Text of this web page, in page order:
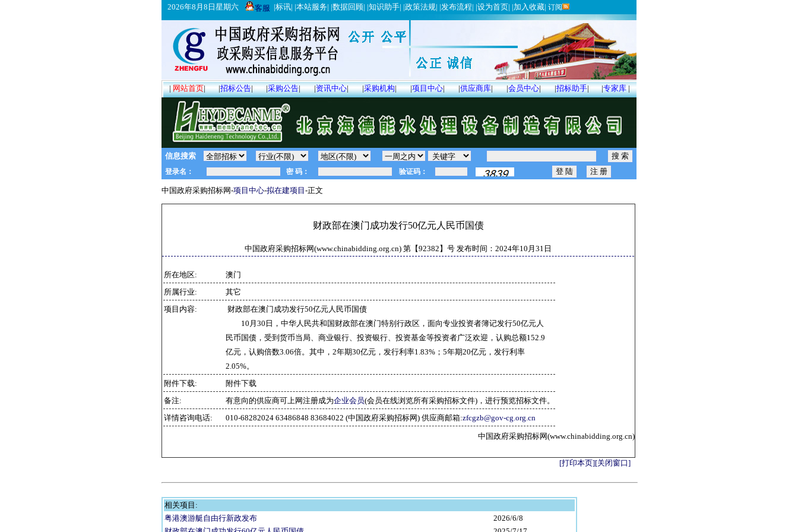
2026年8月8日星期六 客服 |标讯| |本站服务| |数据回顾| |知识助手| |政策法规| |发布流程| |设为首页| |加入收藏| 订阅
|网站首页| |招标公告| |采购公告| |资讯中心| |采购机构| |项目中心| |供应商库| |会员中心| |招标助手| |专家库|
信息搜索
中国政府采购招标网-项目中心-拟在建项目 -正文
财政部在澳门成功发行50亿元人民币国债
中国政府采购招标网(www.chinabidding.org.cn) 第【92382 】号 发布时间： 2024年10月31日
所在地区:
澳门
所属行业:
其它
项目内容:
财政部在澳门成功发行50亿元人民币国债
10月30日，中华人民共和国财政部在澳门特别行政区，面向专业投资者簿记发行50亿元人
民币国债，受到货币当局、商业银行、投资银行、投资基金等投资者广泛欢迎，认购总额152.9
亿元，认购倍数3.06倍。其中，2年期30亿元，发行利率1.83%；5年期20亿元，发行利率
2.05%。
附件下载:
附件下载
备注:
有意向的供应商可上网注册成为企业会员(会员在线浏览所有采购招标文件)，进行预览招标文件。
详情咨询电话:
010-68282024 63486848 83684022 (中国政府采购招标网) 供应商邮箱:zfcgzb@gov-cg.org.cn
中国政府采购招标网(www.chinabidding.org.cn)
[打印本页][关闭窗口]
相关项目:
粤港澳游艇自由行新政发布
2026/6/8